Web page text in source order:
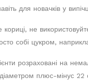
для новачків у
не
собі цукром,
розраховані на
плюс-мінус 22